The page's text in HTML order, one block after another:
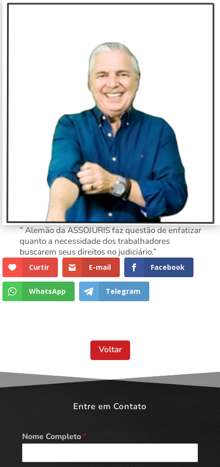
” Alemão da ASSOJURIS faz questão de enfatizar
quanto a necessidade dos trabalhadores
buscarem seus direitos no judiciário.”
Curtir E-mail Facebook
WhatsApp Telegram
Voltar
Entre em Contato
Nome Completo*